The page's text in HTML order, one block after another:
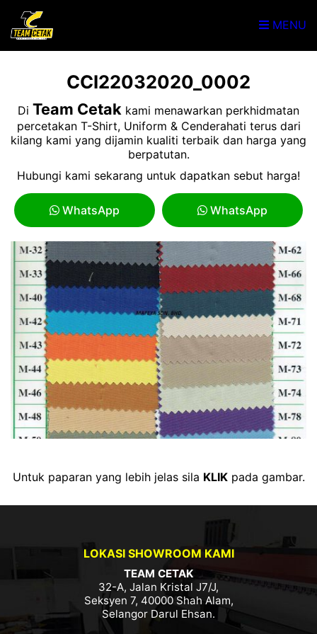
MENU
CCI22032020_0002
Di Team Cetak kami menawarkan perkhidmatan
percetakan T-Shirt, Uniform & Cenderahati terus dari
kilang kami yang dijamin kualiti terbaik dan harga yang
berpatutan.
Hubungi kami sekarang untuk dapatkan sebut harga!
WhatsApp WhatsApp
Untuk paparan yang lebih jelas sila KLIKpada gambar.
LOKASI SHOWROOM KAMI
TEAM CETAK
32-A, Jalan Kristal J7/J,
Seksyen 7, 40000 Shah Alam,
Selangor Darul Ehsan.